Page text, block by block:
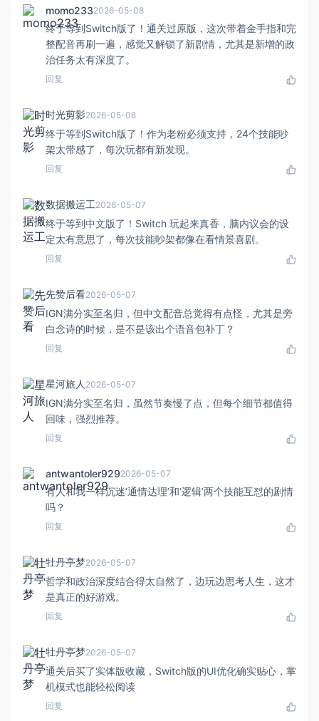
momo2332026-05-08
终于等到Switch版了！通关过原版，这次带着金手指和完
整配音再刷一遍，感觉又解锁了新剧情，尤其是新增的政
治任务太有深度了。
回复
时光剪影2026-05-08
终于等到Switch版了！作为老粉必须支持，24个技能吵
架太带感了，每次玩都有新发现。
回复
数据搬运工2026-05-07
终于等到中文版了！Switch 玩起来真香，脑内议会的设
定太有意思了，每次技能吵架都像在看情景喜剧。
回复
先赞后看2026-05-07
IGN满分实至名归，但中文配音总觉得有点怪，尤其是旁
白念诗的时候，是不是该出个语音包补丁？
回复
星河旅人 2026-05-07
IGN满分实至名归，虽然节奏慢了点，但每个细节都值得
回味，强烈推荐。
回复
antwantoler9292026-05-07
有人和我一样沉迷‘通情达理’和‘逻辑’两个技能互怼的剧情
吗？
回复
牡丹亭梦2026-05-07
哲学和政治深度结合得太自然了，边玩边思考人生，这才
是真正的好游戏。
回复
牡丹亭梦2026-05-07
通关后买了实体版收藏，Switch版的UI优化确实贴心，掌
机模式也能轻松阅读
回复